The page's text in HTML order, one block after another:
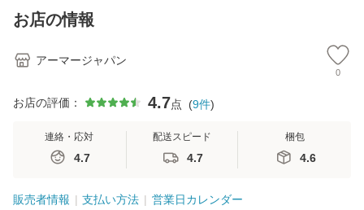
お店の情報
アーマージャパン
0
お店の評価： 4.7点 (9件)
連絡・応対
4.7
配送スピード
4.7
梱包
4.6
販売者情報 支払い方法 営業日カレンダー